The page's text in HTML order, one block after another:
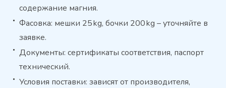
содержание магния.
Фасовка: мешки 25 kg, бочки 200 kg – уточняйте в
заявке.
Документы: сертификаты соответствия, паспорт
технический.
Условия поставки: зависят от производителя,